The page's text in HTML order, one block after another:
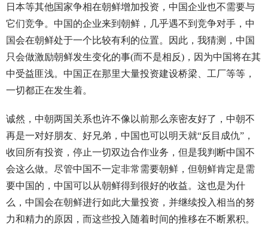
日本等其他国家争相在朝鲜增加投资，中国企业也不需要与
它们竞争。中国的企业来到朝鲜，几乎遇不到竞争对手，中
国会在朝鲜处于一个比较有利的位置。因此，我猜测，中国
只会做激励朝鲜发生变化的事(而不是相反)，因为中国将在其
中受益匪浅。中国正在那里大量投资建设桥梁、工厂等等，
一切都正在发生着。
诚然，中朝两国关系也许不像以前那么亲密友好了，中朝不
再是一对好朋友、好兄弟，中国也可以明天就“反目成仇”，
收回所有投资，停止一切双边合作业务，但是我判断中国不
会这么做。尽管中国不一定非常需要朝鲜，但朝鲜肯定是需
要中国的，中国可以从朝鲜得到很好的收益。这也是为什
么，中国会在朝鲜进行如此大量投资，并继续投入相当的努
力和精力的原因，而这些投入随着时间的推移在不断累积。